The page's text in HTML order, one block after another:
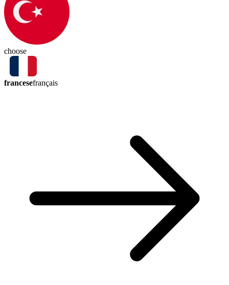
choose
francesefrançais